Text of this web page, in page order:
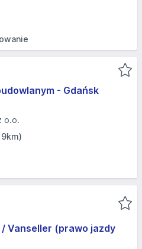
- Gdańsk
o.o.
Vanseller (prawo jazdy